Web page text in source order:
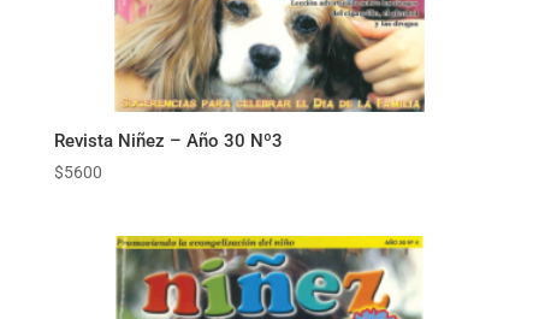
Revista Niñez – Año 30 Nº3
$5600